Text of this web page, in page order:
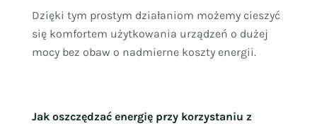
Dzięki tym prostym działaniom możemy cieszyć
się komfortem użytkowania urządzeń o dużej
mocy bez obaw o nadmierne koszty energii.
Jak oszczędzać energię przy korzystaniu z